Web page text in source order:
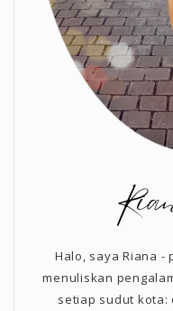
Halo, saya Riana -
menuliskan
setiap sudut